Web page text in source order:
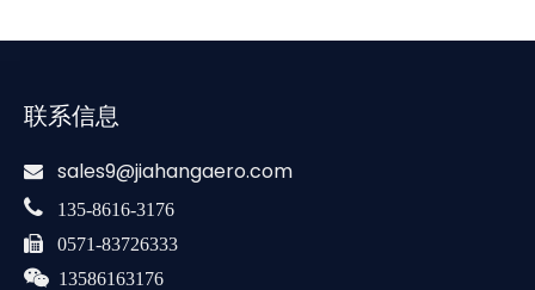
联系信息
 sales9@jiahangaero.com
 135-8616-3176
 0571-83726333
 13586163176